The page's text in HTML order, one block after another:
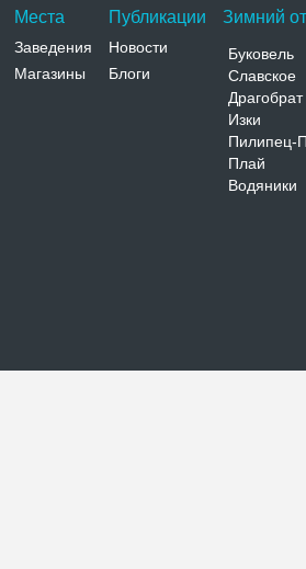
Места
Заведения
Магазины
Публикации
Новости
Блоги
Зимний
Буковель
Славское
Драгобрат
Изки
Пилипец-
Плай
Водяники